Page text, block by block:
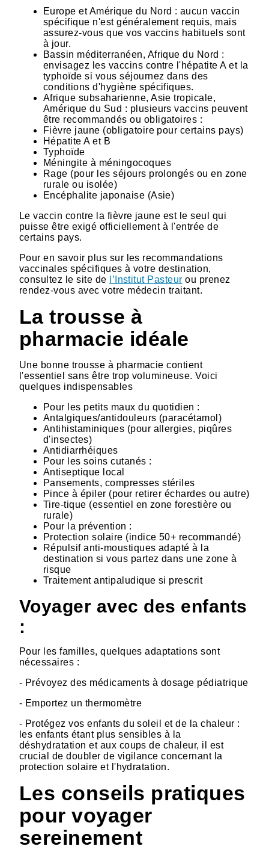
Europe et Amérique du Nord : aucun vaccin
spécifique n'est généralement requis, mais
assurez-vous que vos vaccins habituels sont
à jour.
Bassin méditerranéen, Afrique du Nord :
envisagez les vaccins contre l'hépatite A et la
typhoïde si vous séjournez dans des
conditions d'hygiène spécifiques.
Afrique subsaharienne, Asie tropicale,
Amérique du Sud : plusieurs vaccins peuvent
être recommandés ou obligatoires :
Fièvre jaune (obligatoire pour certains pays)
Hépatite A et B
Typhoïde
Méningite à méningocoques
Rage (pour les séjours prolongés ou en zone
rurale ou isolée)
Encéphalite japonaise (Asie)
Le vaccin contre la fièvre jaune est le seul qui
puisse être exigé officiellement à l'entrée de
certains pays.
Pour en savoir plus sur les recommandations
vaccinales spécifiques à votre destination,
consultez le site de
l’Institut Pasteur ou prenez
rendez-vous avec votre médecin traitant.
La trousse à
pharmacie idéale
Une bonne trousse à pharmacie contient
l'essentiel sans être trop volumineuse. Voici
quelques indispensables
Pour les petits maux du quotidien :
Antalgiques/antidouleurs (paracétamol)
Antihistaminiques (pour allergies, piqûres
d'insectes)
Antidiarrhéiques
Pour les soins cutanés :
Antiseptique local
Pansements, compresses stériles
Pince à épiler (pour retirer échardes ou autre)
Tire-tique (essentiel en zone forestière ou
rurale)
Pour la prévention :
Protection solaire (indice 50+ recommandé)
Répulsif anti-moustiques adapté à la
destination si vous partez dans une zone à
risque
Traitement antipaludique si prescrit
Voyager avec des enfants
:
Pour les familles, quelques adaptations sont
nécessaires :
- Prévoyez des médicaments à dosage pédiatrique
- Emportez un thermomètre
- Protégez vos enfants du soleil et de la chaleur :
les enfants étant plus sensibles à la
déshydratation et aux coups de chaleur, il est
crucial de doubler de vigilance concernant la
protection solaire et l'hydratation.
Les conseils pratiques
pour voyager
sereinement